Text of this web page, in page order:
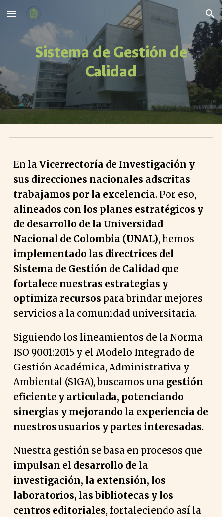
Skip to main content Skip to navigation
Sistema de Gestión de
Calidad
En la Vicerrectoría de Investigación y
sus direcciones nacionales adscritas
trabajamos por la excelencia. Por eso,
alineados con los planes estratégicos y
de desarrollo de la Universidad
Nacional de Colombia (UNAL), hemos
implementado las directrices del
Sistema de Gestión de Calidad que
fortalece nuestras estrategias y
optimiza recursos para brindar mejores
servicios a la comunidad universitaria.
Siguiendo los lineamientos de la Norma
ISO 9001:2015 y el Modelo Integrado de
Gestión Académica, Administrativa y
Ambiental (SIGA), buscamos una gestión
eficiente y articulada, potenciando
sinergias y mejorando la experiencia de
nuestros usuarios y partes interesadas.
Nuestra gestión se basa en procesos que
impulsan el desarrollo de la
investigación, la extensión, los
laboratorios, las bibliotecas y los
centros editoriales, fortaleciendo así la